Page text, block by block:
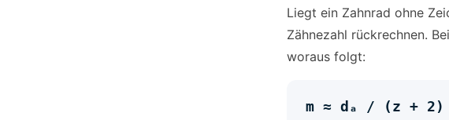
Liegt ein Zahnrad ohne
Zähnezahl rückrechnen.
woraus folgt:
m ≈ dₐ / (z + 2)